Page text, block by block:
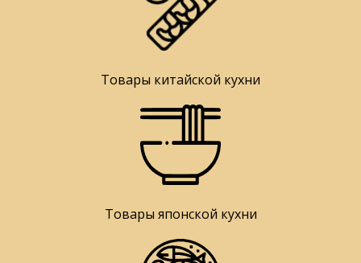
Товары китайской кухни
Товары японской кухни